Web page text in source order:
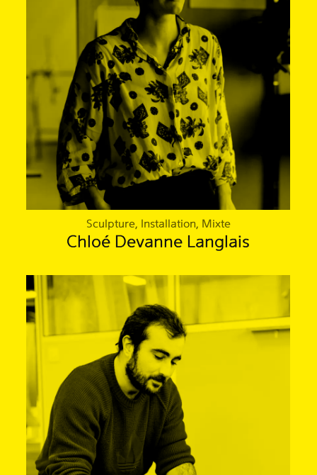
Sculpture, Installation, Mixte
Chloé Devanne Langlais